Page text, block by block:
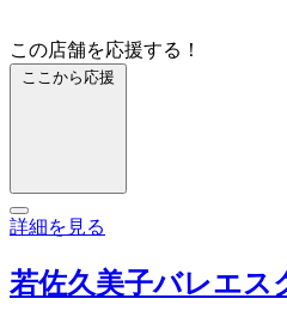
この店舗を応援する！
ここから応援
詳細を見る
若佐久美子バレエス